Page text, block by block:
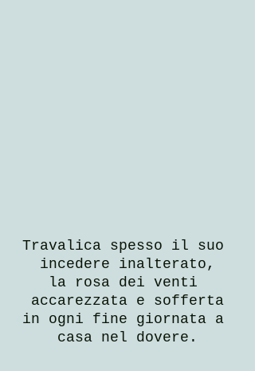
Travalica spesso il suo
incedere inalterato,
la rosa dei venti
accarezzata e sofferta
in ogni fine giornata a
casa nel dovere.